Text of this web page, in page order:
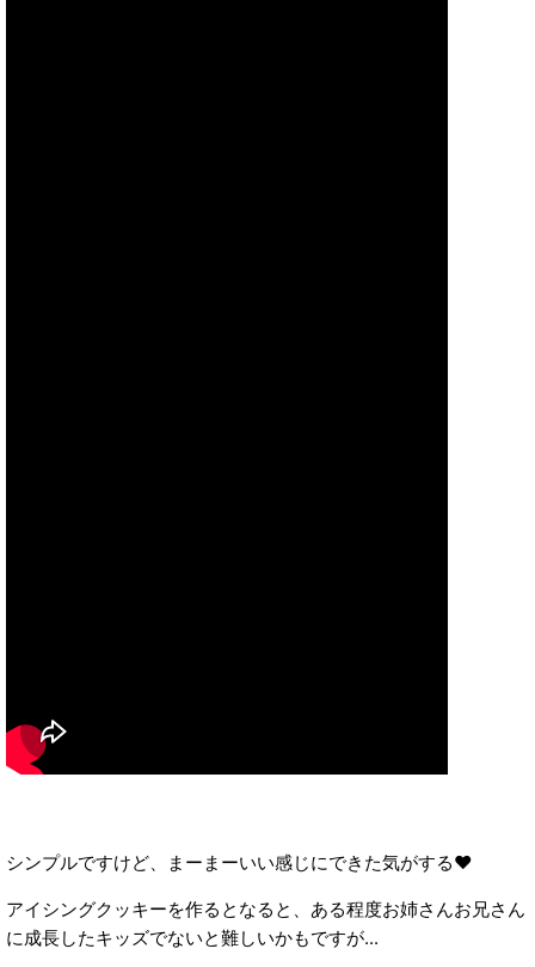
シンプルですけど、まーまーいい感じにできた気がする❤︎
アイシングクッキーを作るとなると、ある程度お姉さんお兄さん
に成長したキッズでないと難しいかもですが...